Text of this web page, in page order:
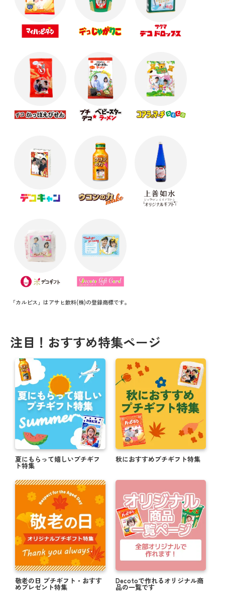
「カルピス」はアサヒ飲料(株)の登録商標です。
注目！おすすめ特集ページ
夏にもらって嬉しいプチギフ
ト特集
秋におすすめプチギフト特集
敬老の日 プチギフト・おすす
めプレゼント特集
Decotoで作れるオリジナル商
品の一覧です